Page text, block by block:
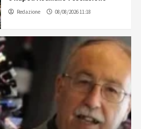
Redazione 08/08/2026 11:18